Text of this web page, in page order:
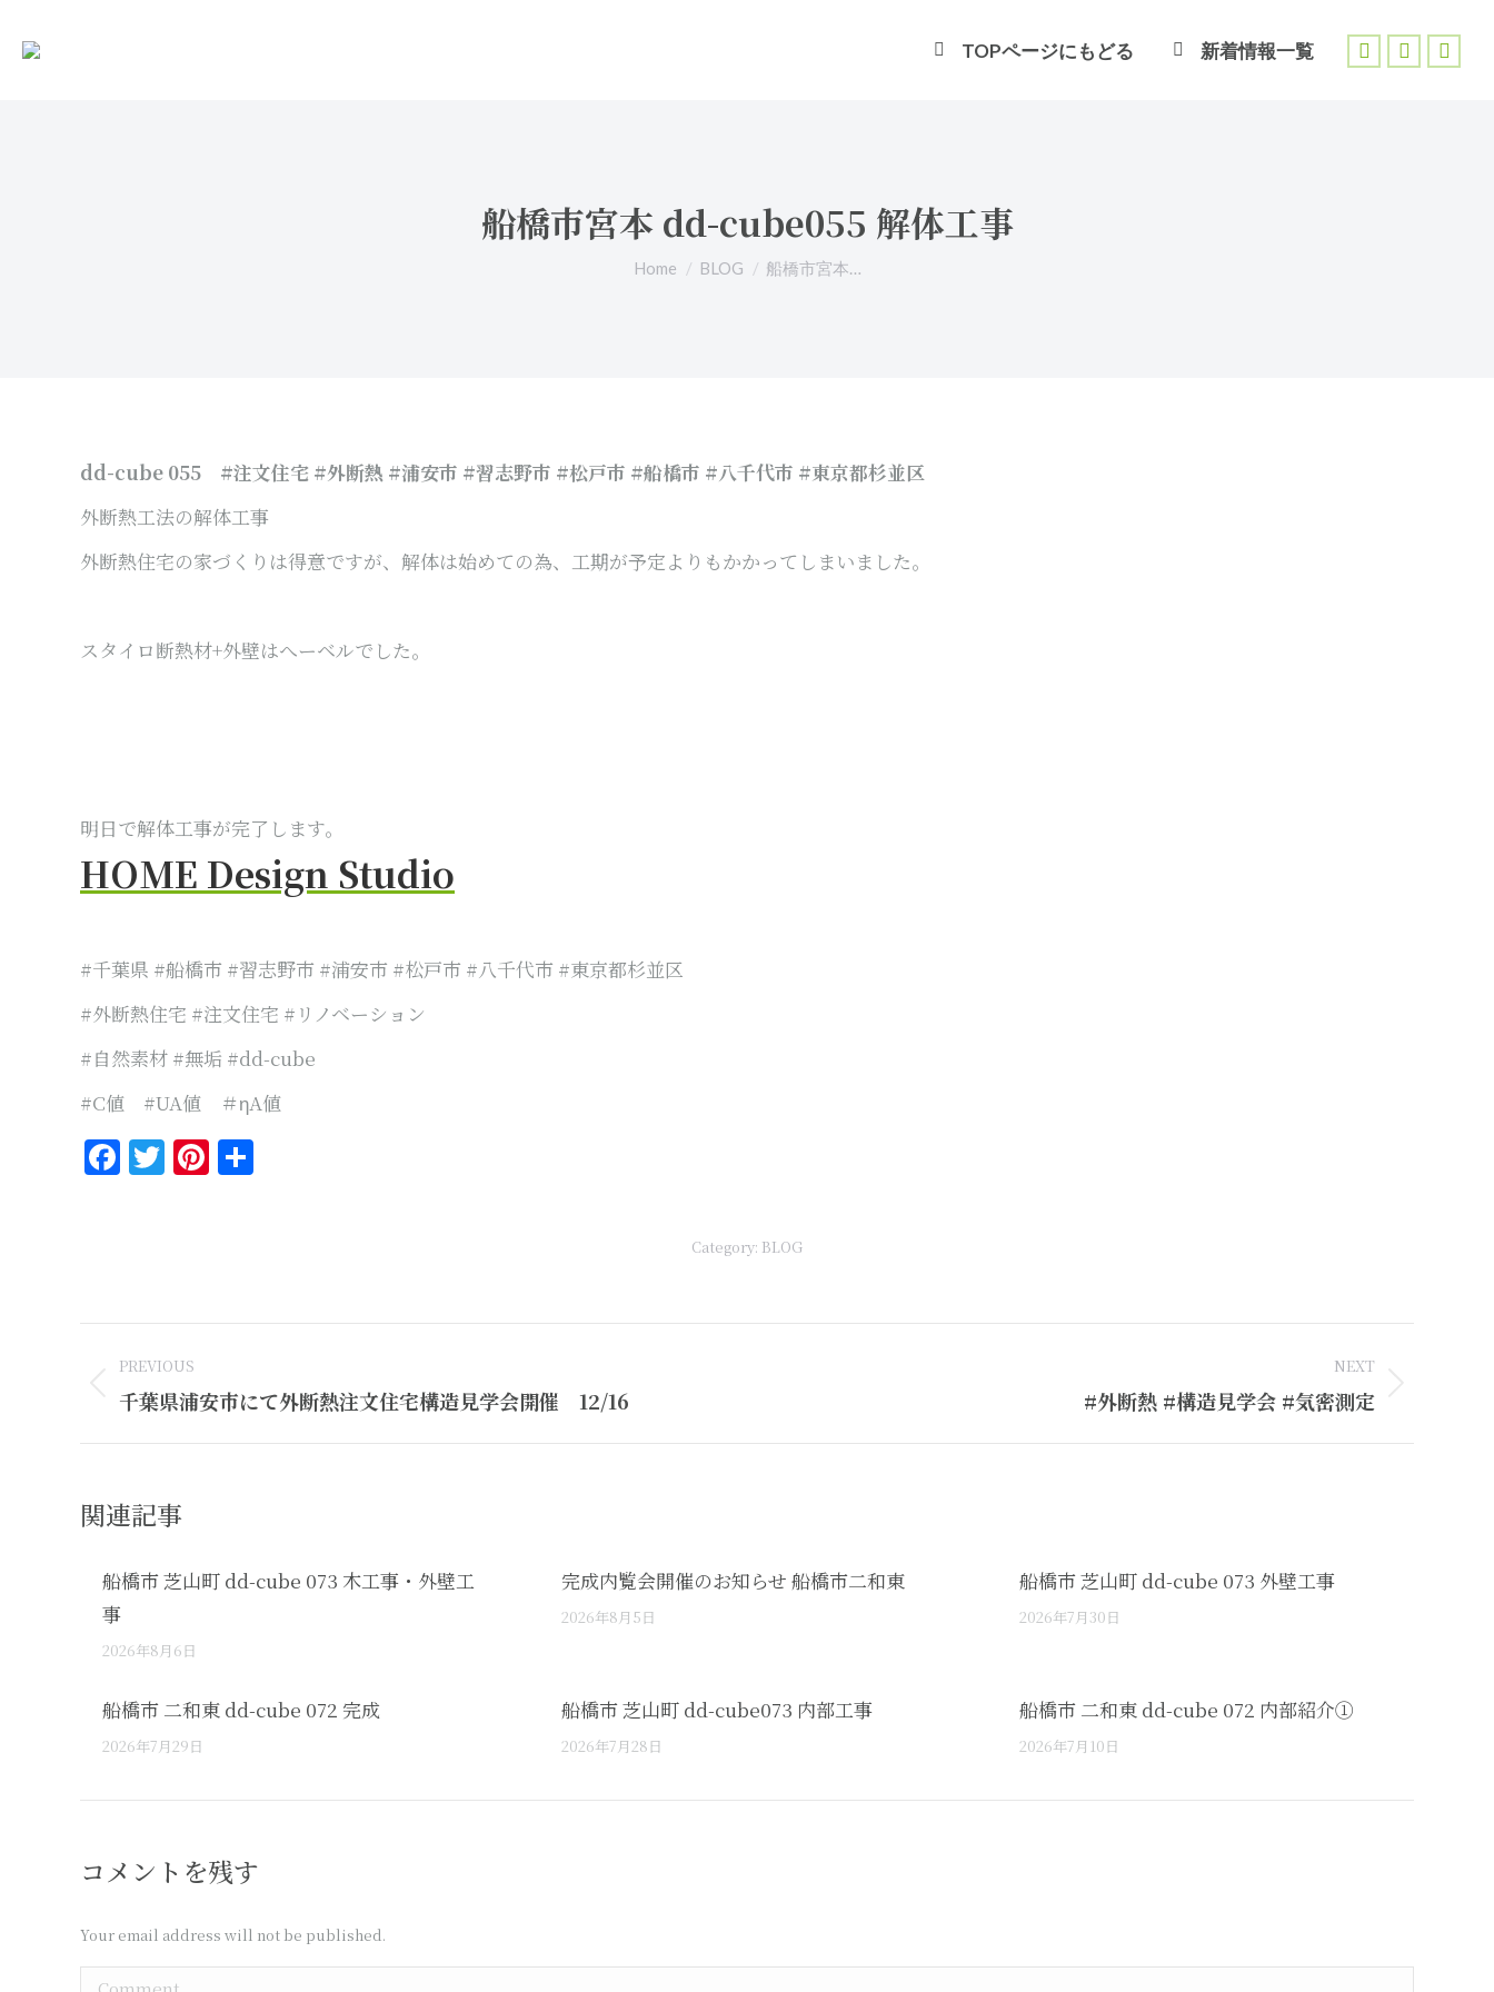
TOPページにもどる 新着情報一覧
Facebook
X
船橋市宮本 dd-cube055 解体工事
You are here:
Home BLOG 船橋市宮本…
dd-cube 055 #注文住宅 #外断熱 #浦安市 #習志野市 #松戸市 #船橋市 #八千代市 #東京都杉並区
外断熱工法の解体工事
外断熱住宅の家づくりは得意ですが、解体は始めての為、工期が予定よりもかかってしまいました。
スタイロ断熱材+外壁はへーベルでした。
明日で解体工事が完了します。
HOME Design Studio
#千葉県 #船橋市 #習志野市 #浦安市 #松戸市 #八千代市 #東京都杉並区
#外断熱住宅 #注文住宅 #リノベーション
#自然素材 #無垢 #dd-cube
#C値 #UA値 ＃ηA値
Facebook
Twitter
Pinterest
Category: BLOG
navigation
PREVIOUS
Previous
千葉県浦安市にて外断熱注文住宅構造見学会開催 12/16
NEXT
#外断熱 #構造見学会 #気密測定
関連記事
船橋市 芝山町 dd-cube 073 木工事・外壁工
事
2026年8月6日
完成内覧会開催のお知らせ 船橋市二和東
2026年8月5日
船橋市 芝山町 dd-cube 073 外壁工事
2026年7月30日
船橋市 二和東 dd-cube 072 完成
2026年7月29日
船橋市 芝山町 dd-cube073 内部工事
2026年7月28日
船橋市 二和東 dd-cube 072 内部紹介①
2026年7月10日
コメントを残す
Your email address will not be published.
Comment